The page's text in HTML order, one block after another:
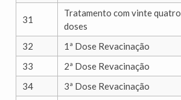
31
Tratamento com vinte quatro
doses
32 1ª Dose Revacinação
33
2ª Dose Revacinação
34
3ª Dose Revacinação